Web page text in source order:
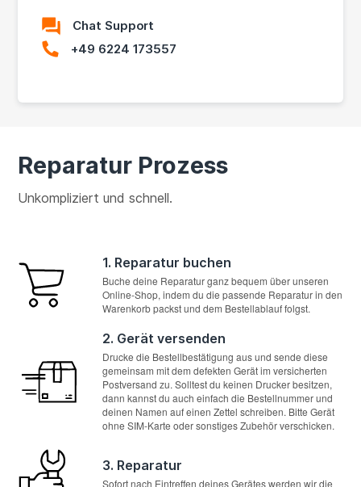
Chat Support
+49 6224 173557
Reparatur Prozess
Unkompliziert und schnell.
1. Reparatur buchen
Buche deine Reparatur ganz bequem über unseren
Online-Shop, indem du die passende Reparatur in den
Warenkorb packst und dem Bestellablauf folgst.
2. Gerät versenden
Drucke die Bestellbestätigung aus und sende diese
gemeinsam mit dem defekten Gerät im versicherten
Postversand zu. Solltest du keinen Drucker besitzen,
dann kannst du auch einfach die Bestellnummer und
deinen Namen auf einen Zettel schreiben. Bitte Gerät
ohne SIM-Karte oder sonstiges Zubehör verschicken.
3. Reparatur
Sofort nach Eintreffen deines Gerätes werden wir die